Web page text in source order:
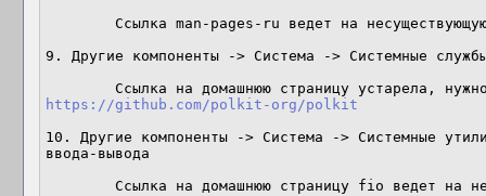
9. Другие компоненты -> Система -> Системные
https://github.com/polkit-org/polkit
10. Другие компоненты -> Система -> Системные
ввода-вывода
Ссылка на домашнюю страницу fio ведет на